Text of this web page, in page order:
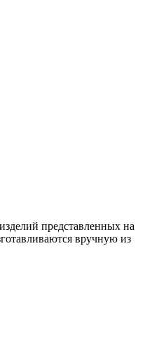
представленных на
вручную из